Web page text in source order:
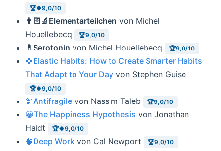
🏆🍀9,0/10
👨🏻‍🔬Elementarteilchen von Michel
Houellebecq
🏆9,0/10
💊Serotonin von Michel Houellebecq 🏆9,0/10
🍀Elastic Habits: How to Create Smarter Habits
That Adapt to Your Day von Stephen Guise
🏆🍀9,0/10
🦃Antifragile von Nassim Taleb 🏆9,0/10
😀The Happiness Hypothesis von Jonathan
Haidt
🏆🍀9,0/10
🧠Deep Work von Cal Newport 🏆9,0/10